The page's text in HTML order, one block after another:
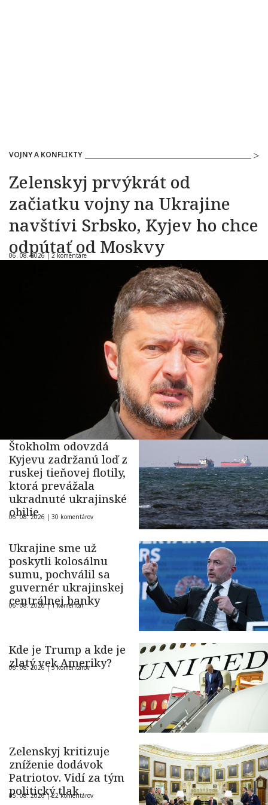
VOJNY A KONFLIKTY
Zelenskyj prvýkrát od
začiatku vojny na Ukrajine
navštívi Srbsko, Kyjev ho chce
odpútať od Moskvy
06. 08. 2026 | 2 komentáre
Štokholm odovzdá
Kyjevu zadržanú loď z
ruskej tieňovej flotily,
ktorá prevážala
ukradnuté ukrajinské
obilie
06. 08. 2026 | 30 komentárov
Ukrajine sme už
poskytli kolosálnu
sumu, pochválil sa
guvernér ukrajinskej
centrálnej banky
06. 08. 2026 |1 komentár
Kde je Trump a kde je
zlatý vek Ameriky?
06. 08. 2026 |5 komentárov
Zelenskyj kritizuje
zníženie dodávok
Patriotov. Vidí za tým
politický tlak
05. 08. 2026 |22 komentárov